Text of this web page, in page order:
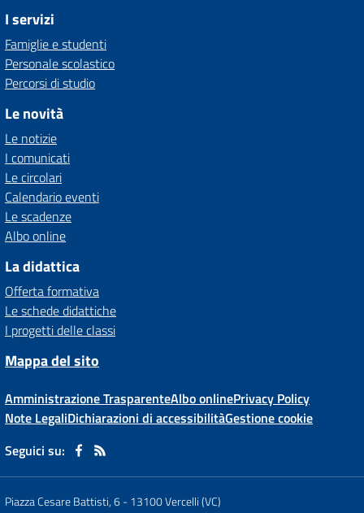
I servizi
Famiglie e studenti
Personale scolastico
Percorsi di studio
Le novità
Le notizie
I comunicati
Le circolari
Calendario eventi
Le scadenze
Albo online
La didattica
Offerta formativa
Le schede didattiche
I progetti delle classi
Mappa del sito
Amministrazione TrasparenteAlbo onlinePrivacy Policy
Note LegaliDichiarazioni di accessibilitàGestione cookie
Seguici su:
Piazza Cesare Battisti, 6-13100 Vercelli (VC)